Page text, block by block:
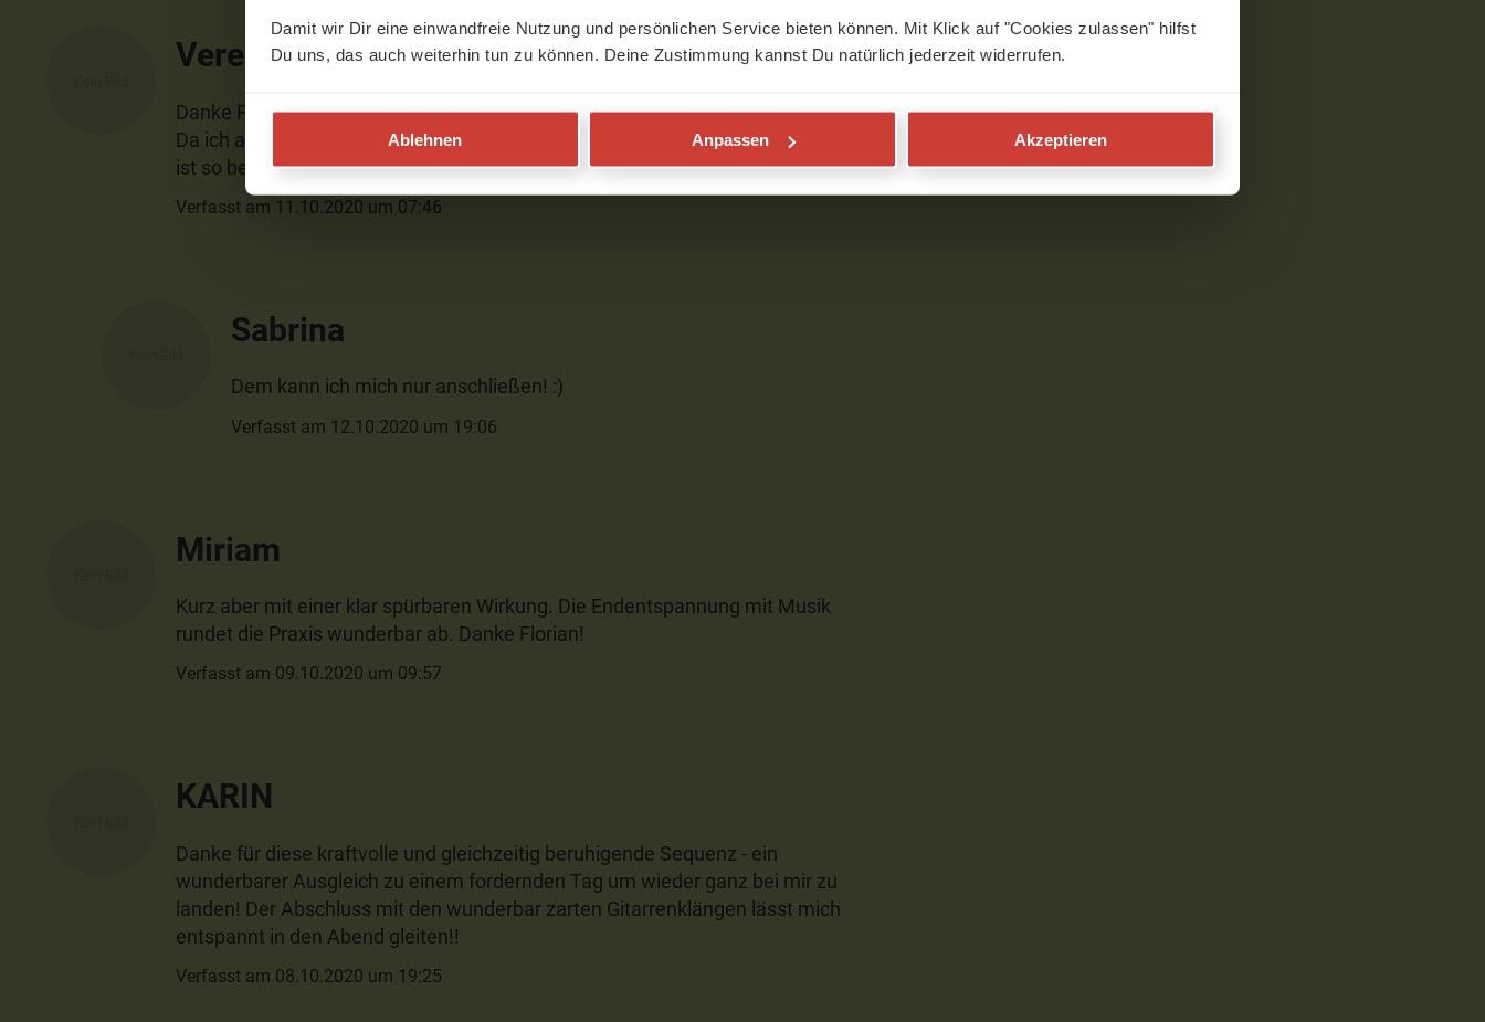
Damit wir Dir eine einwandfreie Nutzung und persönlichen Service bieten können. Mit Klick auf "Cookies zulassen" hilfst
Du uns, das auch weiterhin tun zu können. Deine Zustimmung kannst Du natürlich jederzeit widerrufen.
Ablehnen Anpassen Akzeptieren
Verena
Danke Florian, für diese intensive Sequenz!
Da ich auch Gitarre spiele, würden mich die Noten interessieren. Die Melodie
ist so beruhigend. Magst du sie preisgeben?
Verfasst am 11.10.2020 um 07:46
Sabrina
Dem kann ich mich nur anschließen! :)
Verfasst am 12.10.2020 um 19:06
Miriam
Kurz aber mit einer klar spürbaren Wirkung. Die Endentspannung mit Musik
rundet die Praxis wunderbar ab. Danke Florian!
Verfasst am 09.10.2020 um 09:57
KARIN
Danke für diese kraftvolle und gleichzeitig beruhigende Sequenz - ein
wunderbarer Ausgleich zu einem fordernden Tag um wieder ganz bei mir zu
landen! Der Abschluss mit den wunderbar zarten Gitarrenklängen lässt mich
entspannt in den Abend gleiten!!
Verfasst am 08.10.2020 um 19:25